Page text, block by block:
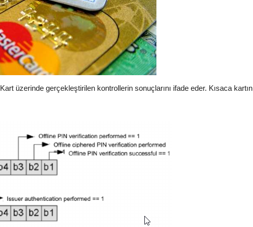
Kart üzerinde gerçekleştirilen kontrollerin sonuçlarını ifade eder. Kısaca kartın